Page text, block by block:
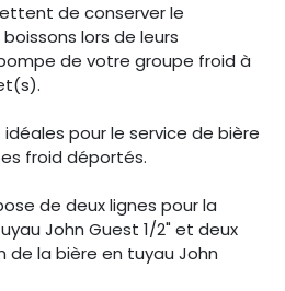
de conserver le
lors de leurs
de votre groupe froid à
pour le service de bière
froid déportés.
de deux lignes pour la
John Guest 1/2" et deux
de la bière en tuyau John